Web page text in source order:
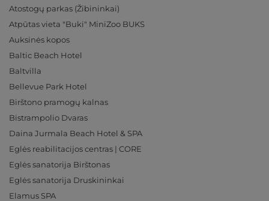
Atostogų parkas (Žibininkai)
Atpūtas vieta "Buki" MiniZoo BUKS
Auksinės kopos
Baltic Beach Hotel
Baltvilla
Bellevue Park Hotel
Birštono pramogų kalnas
Bistrampolio Dvaras
Daina Jurmala Beach Hotel & SPA
Eglės reabilitacijos centras | CORE
Eglės sanatorija Birštonas
Eglės sanatorija Druskininkai
Elamus SPA